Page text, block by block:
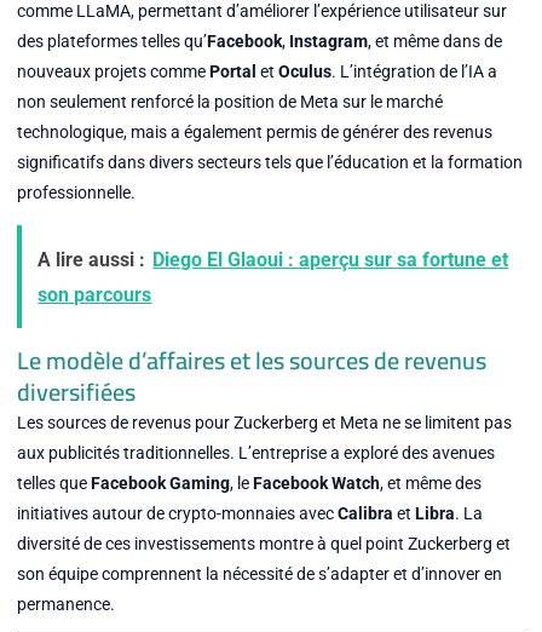
comme LLaMA, permettant d’améliorer l’expérience utilisateur sur
des plateformes telles qu’Facebook, Instagram, et même dans de
nouveaux projets commePortal et Oculus. L’intégration de l’IA a
non seulement renforcé la position de Meta sur le marché
technologique, mais a également permis de générer des revenus
significatifs dans divers secteurs tels que l’éducation et la formation
professionnelle.
A lire aussi : Diego El Glaoui : aperçu sur sa fortune et
son parcours
Le modèle d’affaires et les sources de revenus
diversifiées
Les sources de revenus pour Zuckerberg et Meta ne se limitent pas
aux publicités traditionnelles. L’entreprise a exploré des avenues
telles queFacebook Gaming, leFacebook Watch, et même des
initiatives autour de crypto-monnaies avecCalibra et Libra. La
diversité de ces investissements montre à quel point Zuckerberg et
son équipe comprennent la nécessité de s’adapter et d’innover en
permanence.